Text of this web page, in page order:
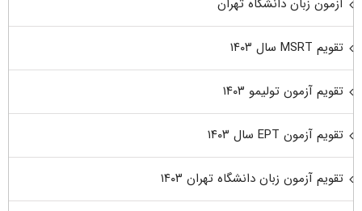
تقویم MSRT سال ۱۴۰۳
تقویم آزمون تولیمو ۱۴۰۳
تقویم آزمون EPT سال ۱۴۰۳
تقویم آزمون زبان دانشگاه تهران ۱۴۰۳